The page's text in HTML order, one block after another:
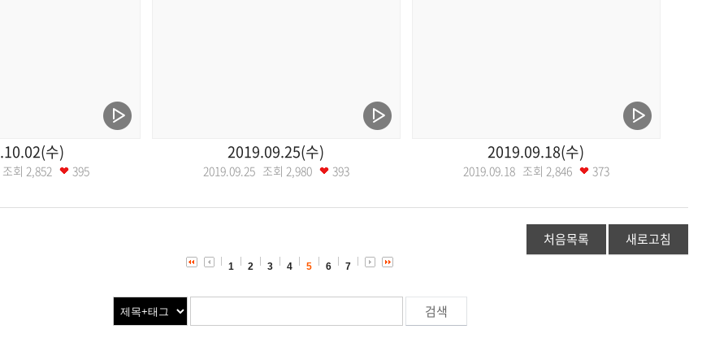
수)
회 2,852 395
2019.09.25(수)
2019.09.25 조회 2,980 393
2019.09.18(수)
2019.09.18 조회 2,846 373
처음목록 새로고침
1 2 3 4 5 6 7